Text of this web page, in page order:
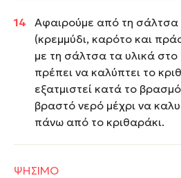
Αφαιρούμε από τη σάλτσα
(κρεμμύδι, καρότο και
με τη σάλτσα τα υλικά
πρέπει να καλύπτει το
εξατμιστεί κατά το
βραστό νερό μέχρι να
πάνω από το κριθαράκι.
ΨΗΣΙΜΟ